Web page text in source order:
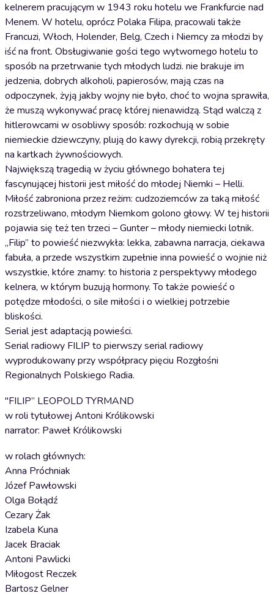
kelnerem pracującym w 1943 roku hotelu we Frankfurcie nad
Menem. W hotelu, oprócz Polaka Filipa, pracowali także
Francuzi, Włoch, Holender, Belg, Czech i Niemcy za młodzi by
iść na front. Obsługiwanie gości tego wytwornego hotelu to
sposób na przetrwanie tych młodych ludzi. nie brakuje im
jedzenia, dobrych alkoholi, papierosów, mają czas na
odpoczynek, żyją jakby wojny nie było, choć to wojna sprawiła,
że muszą wykonywać pracę której nienawidzą. Stąd walczą z
hitlerowcami w osobliwy sposób: rozkochują w sobie
niemieckie dziewczyny, plują do kawy dyrekcji, robią przekręty
na kartkach żywnościowych.
Największą tragedią w życiu głównego bohatera tej
fascynującej historii jest miłość do młodej Niemki – Helli.
Miłość zabroniona przez reżim: cudzoziemców za taką miłość
rozstrzeliwano, młodym Niemkom golono głowy. W tej historii
pojawia się też ten trzeci – Gunter – młody niemiecki lotnik.
„Filip” to powieść niezwykła: lekka, zabawna narracja, ciekawa
fabuła, a przede wszystkim zupełnie inna powieść o wojnie niż
wszystkie, które znamy: to historia z perspektywy młodego
kelnera, w którym buzują hormony. To także powieść o
potędze młodości, o sile miłości i o wielkiej potrzebie
bliskości.
Serial jest adaptacją powieści.
Serial radiowy FILIP to pierwszy serial radiowy
wyprodukowany przy współpracy pięciu Rozgłośni
Regionalnych Polskiego Radia.
"FILIP” LEOPOLD TYRMAND
w roli tytułowej Antoni Królikowski
narrator: Paweł Królikowski
w rolach głównych:
Anna Próchniak
Józef Pawłowski
Olga Bołądź
Cezary Żak
Izabela Kuna
Jacek Braciak
Antoni Pawlicki
Miłogost Reczek
Bartosz Gelner